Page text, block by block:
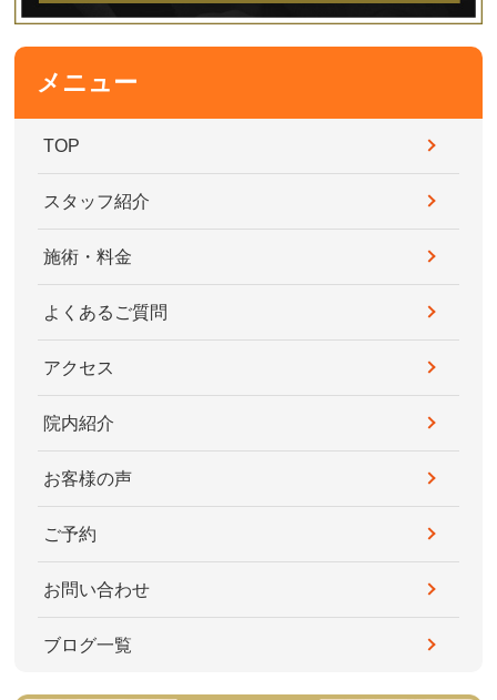
メニュー
TOP
スタッフ紹介
施術・料金
よくあるご質問
アクセス
院内紹介
お客様の声
ご予約
お問い合わせ
ブログ一覧